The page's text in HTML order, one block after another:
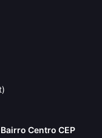
Centro CEP